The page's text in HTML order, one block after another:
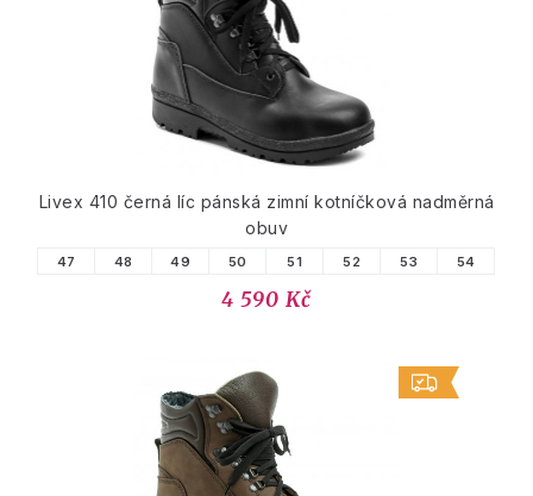
Livex 410 černá líc pánská zimní kotníčková nadměrná
obuv
47 48 49 50 51 52 53 54
4 590 Kč